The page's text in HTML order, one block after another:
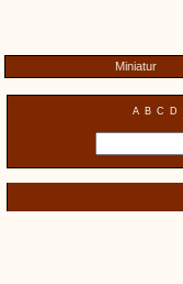
Miniatur
A B C D